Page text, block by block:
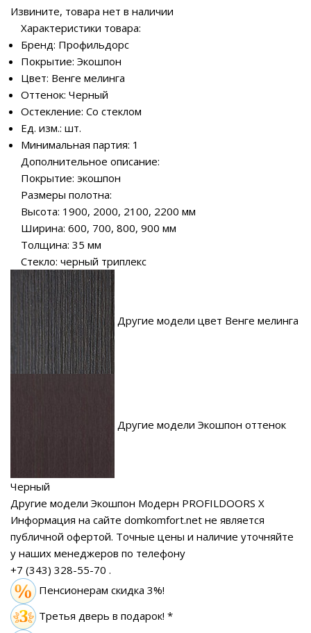
Извините, товара нет в наличии
Характеристики товара:
Бренд: Профильдорс
Покрытие: Экошпон
Цвет: Венге мелинга
Оттенок: Черный
Остекление: Со стеклом
Ед. изм.: шт.
Минимальная партия: 1
Дополнительное описание:
Покрытие: экошпон
Размеры полотна:
Высота: 1900, 2000, 2100, 2200 мм
Ширина: 600, 700, 800, 900 мм
Толщина: 35 мм
Стекло: черный триплекс
Другие модели цвет Венге мелинга
Другие модели Экошпон оттенок
Черный
Другие модели Экошпон Модерн PROFILDOORS X
Информация на сайте domkomfort.net не является
публичной офертой. Точные цены и наличие уточняйте
у наших менеджеров по телефону
+7 (343) 328-55-70 .
Пенсионерам скидка 3%!
Третья дверь в подарок! *